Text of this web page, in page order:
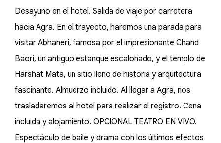
Desayuno en el hotel. Salida de viaje por carretera
hacia Agra. En el trayecto, haremos una parada para
visitar Abhaneri, famosa por el impresionante Chand
Baori, un antiguo estanque escalonado, y el templo de
Harshat Mata, un sitio lleno de historia y arquitectura
fascinante. Almuerzo incluido. Al llegar a Agra, nos
trasladaremos al hotel para realizar el registro. Cena
incluida y alojamiento. OPCIONAL TEATRO EN VIVO.
Espectáculo de baile y drama con los últimos efectos